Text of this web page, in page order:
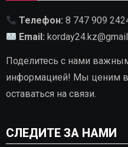
Телефон: 8 747 909
Email:
Поделитесь с нами
информацией! Мы ценим
оставаться на связи.
СЛЕДИТЕ ЗА НАМИ